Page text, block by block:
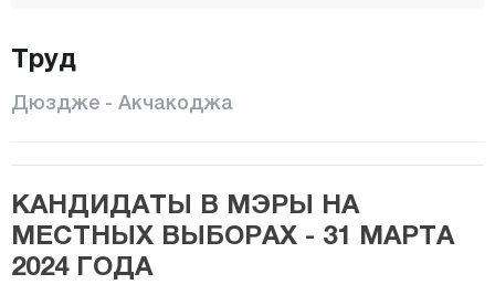
ГЮМЮШОВА
КАЙНАШЛЫ
ЙИГИЛДЖА
Эдирне
Элязыг
Эрзинджан
Труд
Дюздже - Акчакоджа
КАНДИДАТЫ В МЭРЫ НА
МЕСТНЫХ ВЫБОРАХ - 31 МАРТА
2024 ГОДА